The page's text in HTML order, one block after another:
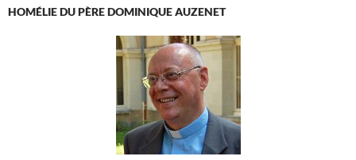
HOMÉLIE DU PÈRE DOMINIQUE AUZENET